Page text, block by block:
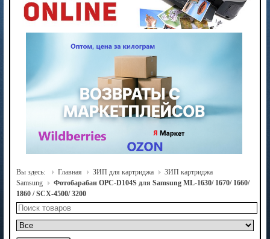
Вы здесь: Главная ЗИП для картриджа
ЗИП картриджа
Samsung
Фотобарабан OPC-D104S для Samsung ML-1630/ 1670/ 1660/
1860 / SCX-4500/ 3200